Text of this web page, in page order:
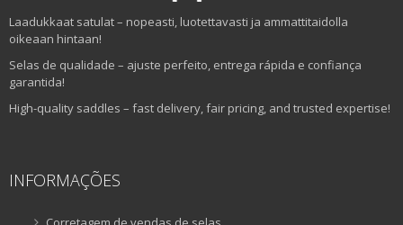
Laadukkaat satulat – nopeasti, luotettavasti ja ammattitaidolla
oikeaan hintaan!
Selas de qualidade – ajuste perfeito, entrega rápida e confiança
garantida!
High-quality saddles – fast delivery, fair pricing, and trusted expertise!
INFORMAÇÕES